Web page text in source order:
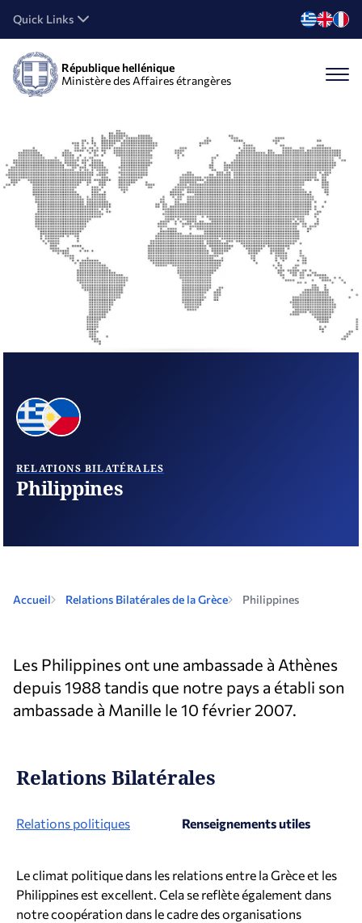
Quick Links
République hellénique
Ministère des Affaires étrangères
RELATIONS BILATÉRALES
Philippines
Accueil Relations Bilatérales de la Grèce Philippines
Les Philippines ont une ambassade à Athènes
depuis 1988 tandis que notre pays a établi son
ambassade à Manille le 10 février 2007.
Relations Bilatérales
Relations politiques Renseignements utiles
Le climat politique dans les relations entre la Grèce et les
Philippines est excellent. Cela se reflète également dans
notre coopération dans le cadre des organisations